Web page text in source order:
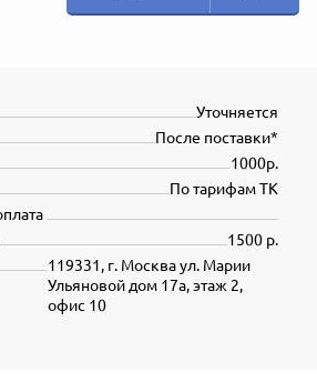
Уточняется
После поставки*
1000р.
По тарифам ТК
1500 р.
119331, г. Москва ул. Марии
Ульяновой дом 17а, этаж 2,
офис 10